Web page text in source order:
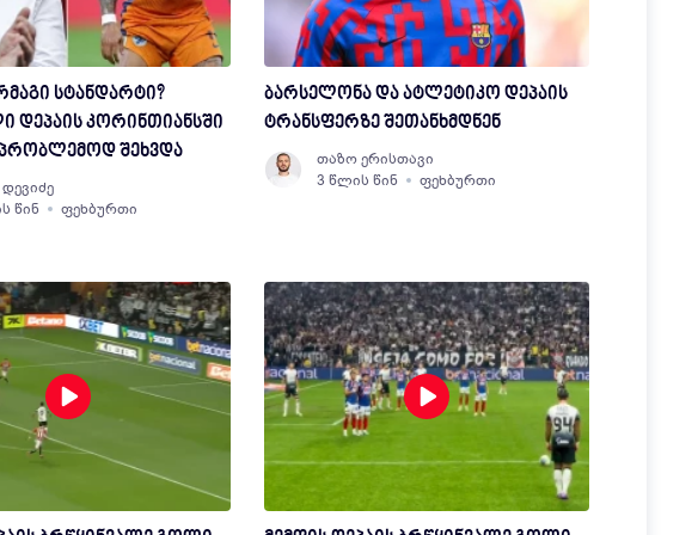
სტანდარტი?
დეპაის კორინთიანსში
შეხვდა
წინ
ფეხბურთი
ბარსელონა და ატლეტიკო დეპაის
ტრანსფერზე შეთანხმდნენ
თაზო ერისთავი
3 წლის წინ
ფეხბურთი